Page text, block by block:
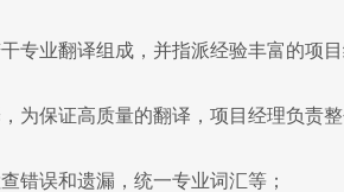
专业翻译组成，并指派经验丰富的项目
为保证高质量的翻译，项目经理负责整
错误和遗漏，统一专业词汇等；